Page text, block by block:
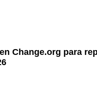
Change.org para